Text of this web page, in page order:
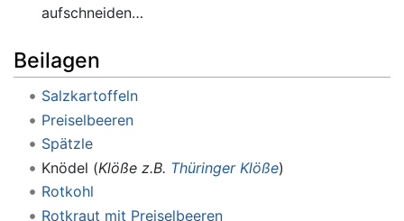
aufschneiden…
Beilagen
Salzkartoffeln
Preiselbeeren
Spätzle
Knödel (Klöße z.B. Thüringer Klöße)
Rotkohl
Rotkraut mit Preiselbeeren